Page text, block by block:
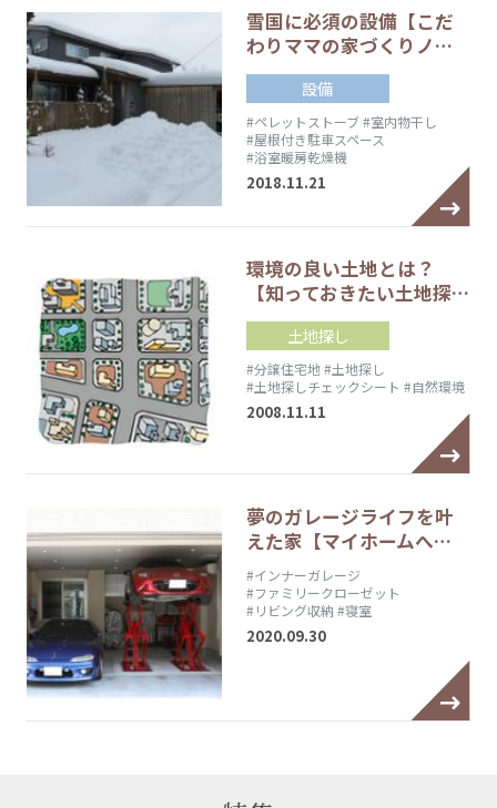
雪国に必須の設備【こだ
わりママの家づくりノ…
設備
#ペレットストーブ#室内物干し
#屋根付き駐車スペース
#浴室暖房乾燥機
2018.11.21
環境の良い土地とは？
【知っておきたい土地探…
土地探し
#分譲住宅地#土地探し
#土地探しチェックシート #自然環境
2008.11.11
夢のガレージライフを叶
えた家【マイホームへ…
#インナーガレージ
#ファミリークローゼット
#リビング収納 #寝室
2020.09.30